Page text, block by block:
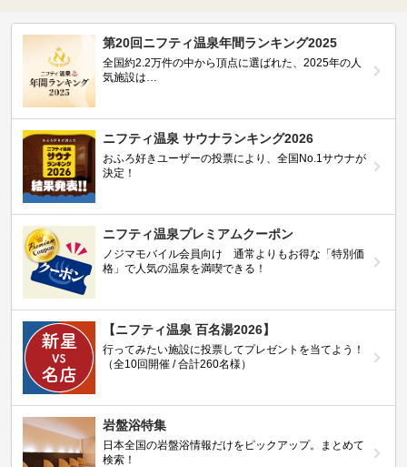
第20回ニフティ温泉年間ランキング2025
全国約2.2万件の中から頂点に選ばれた、2025年の人
気施設は…
ニフティ温泉 サウナランキング2026
おふろ好きユーザーの投票により、全国No.1サウナが
決定！
ニフティ温泉プレミアムクーポン
ノジマモバイル会員向け 通常よりもお得な「特別価
格」で人気の温泉を満喫できる！
【ニフティ温泉 百名湯2026】
行ってみたい施設に投票してプレゼントを当てよう！
（全10回開催 / 合計260名様）
岩盤浴特集
日本全国の岩盤浴情報だけをピックアップ。まとめて
検索！